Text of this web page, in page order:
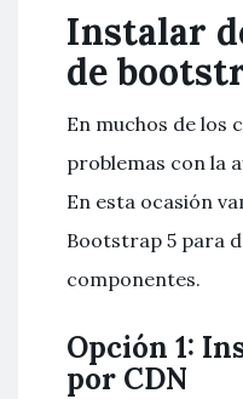
Instalar
de
En muchos de los
problemas con la
En esta ocasión
Bootstrap 5 para
componentes.
Opción 1:
por CDN